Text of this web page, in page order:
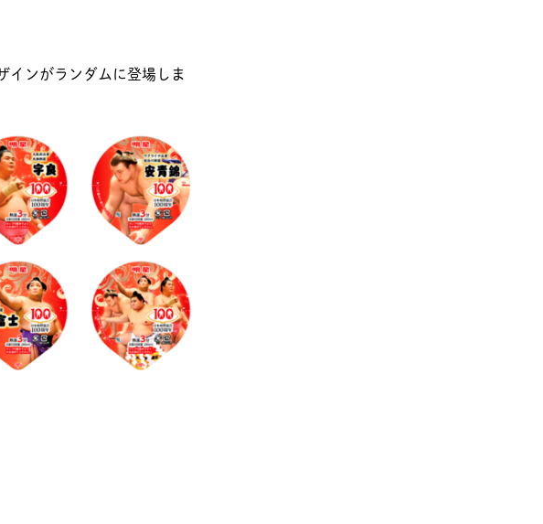
インがランダムに登場しま